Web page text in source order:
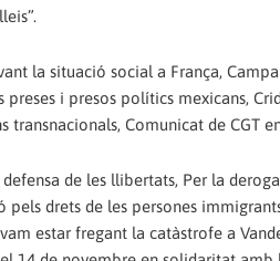
la situació social a França,
i presos polítics mexicans,
transnacionals, Comunicat de CGT
de les llibertats, Per la
pels drets de les persones
estar fregant la catàstrofe a